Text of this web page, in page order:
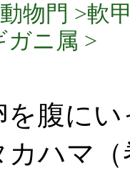
物門 >軟
ガニ属 >
腹に
ハマ